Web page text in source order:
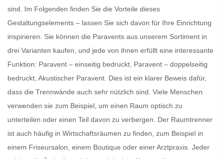
sind. Im Folgenden finden Sie die Vorteile dieses
Gestaltungselements – lassen Sie sich davon für Ihre Einrichtung
inspirieren. Sie können die Paravents aus unserem Sortiment in
drei Varianten kaufen, und jede von ihnen erfüllt eine interessante
Funktion: Paravent – einseitig bedruckt, Paravent – doppelseitig
bedruckt, Akustischer Paravent. Dies ist ein klarer Beweis dafür,
dass die Trennwände auch sehr nützlich sind. Viele Menschen
verwenden sie zum Beispiel, um einen Raum optisch zu
unterteilen oder einen Teil davon zu verbergen. Der Raumtrenner
ist auch häufig in Wirtschaftsräumen zu finden, zum Beispiel in
einem Friseursalon, einem Boutique oder einer Arztpraxis. Jeder